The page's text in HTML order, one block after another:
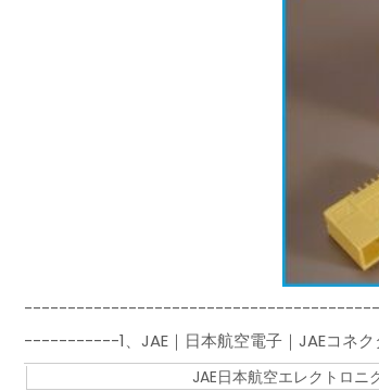
-----------1、JAE｜日本航空電子｜JAEコネク
JAE日本航空エレクトロニ